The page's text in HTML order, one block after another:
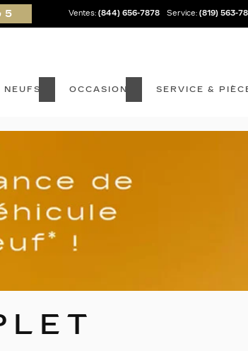
5 Ventes: (844) 656-7878 Service: (819) 563-
NEUFS OCCASION SERVICE &